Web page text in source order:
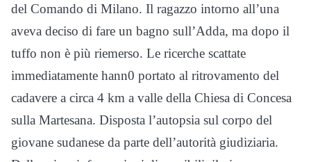
del Comando di Milano. Il ragazzo intorno all’una
aveva deciso di fare un bagno sull’Adda, ma dopo il
tuffo non è più riemerso. Le ricerche scattate
immediatamente hann0 portato al ritrovamento del
cadavere a circa 4 km a valle della Chiesa di Concesa
sulla Martesana. Disposta l’autopsia sul corpo del
giovane sudanese da parte dell’autorità giudiziaria.